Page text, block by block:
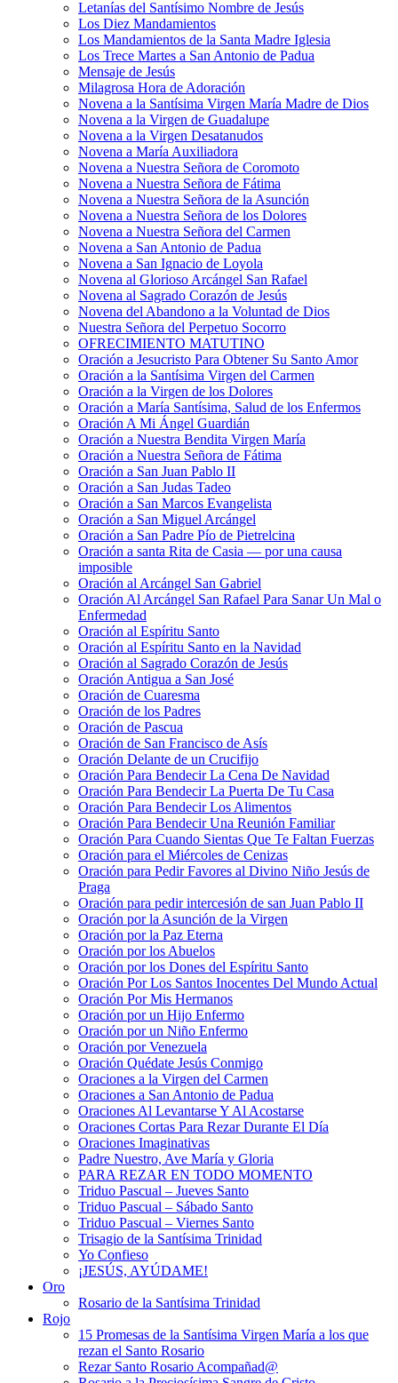
Letanías del Santísimo Nombre de Jesús
Los Diez Mandamientos
Los Mandamientos de la Santa Madre Iglesia
Los Trece Martes a San Antonio de Padua
Mensaje de Jesús
Milagrosa Hora de Adoración
Novena a la Santísima Virgen María Madre de Dios
Novena a la Virgen de Guadalupe
Novena a la Virgen Desatanudos
Novena a María Auxiliadora
Novena a Nuestra Señora de Coromoto
Novena a Nuestra Señora de Fátima
Novena a Nuestra Señora de la Asunción
Novena a Nuestra Señora de los Dolores
Novena a Nuestra Señora del Carmen
Novena a San Antonio de Padua
Novena a San Ignacio de Loyola
Novena al Glorioso Arcángel San Rafael
Novena al Sagrado Corazón de Jesús
Novena del Abandono a la Voluntad de Dios
Nuestra Señora del Perpetuo Socorro
OFRECIMIENTO MATUTINO
Oración a Jesucristo Para Obtener Su Santo Amor
Oración a la Santísima Virgen del Carmen
Oración a la Virgen de los Dolores
Oración a María Santísima, Salud de los Enfermos
Oración A Mi Ángel Guardián
Oración a Nuestra Bendita Virgen María
Oración a Nuestra Señora de Fátima
Oración a San Juan Pablo II
Oración a San Judas Tadeo
Oración a San Marcos Evangelista
Oración a San Miguel Arcángel
Oración a San Padre Pío de Pietrelcina
Oración a santa Rita de Casia — por una causa
imposible
Oración al Arcángel San Gabriel
Oración Al Arcángel San Rafael Para Sanar Un Mal o
Enfermedad
Oración al Espíritu Santo
Oración al Espíritu Santo en la Navidad
Oración al Sagrado Corazón de Jesús
Oración Antigua a San José
Oración de Cuaresma
Oración de los Padres
Oración de Pascua
Oración de San Francisco de Asís
Oración Delante de un Crucifijo
Oración Para Bendecir La Cena De Navidad
Oración Para Bendecir La Puerta De Tu Casa
Oración Para Bendecir Los Alimentos
Oración Para Bendecir Una Reunión Familiar
Oración Para Cuando Sientas Que Te Faltan Fuerzas
Oración para el Miércoles de Cenizas
Oración para Pedir Favores al Divino Niño Jesús de
Praga
Oración para pedir intercesión de san Juan Pablo II
Oración por la Asunción de la Virgen
Oración por la Paz Eterna
Oración por los Abuelos
Oración por los Dones del Espíritu Santo
Oración Por Los Santos Inocentes Del Mundo Actual
Oración Por Mis Hermanos
Oración por un Hijo Enfermo
Oración por un Niño Enfermo
Oración por Venezuela
Oración Quédate Jesús Conmigo
Oraciones a la Virgen del Carmen
Oraciones a San Antonio de Padua
Oraciones Al Levantarse Y Al Acostarse
Oraciones Cortas Para Rezar Durante El Día
Oraciones Imaginativas
Padre Nuestro, Ave María y Gloria
PARA REZAR EN TODO MOMENTO
Triduo Pascual – Jueves Santo
Triduo Pascual – Sábado Santo
Triduo Pascual – Viernes Santo
Trisagio de la Santísima Trinidad
Yo Confieso
¡JESÚS, AYÚDAME!
Oro
Rosario de la Santísima Trinidad
Rojo
15 Promesas de la Santísima Virgen María a los que
rezan el Santo Rosario
Rezar Santo Rosario Acompañad@